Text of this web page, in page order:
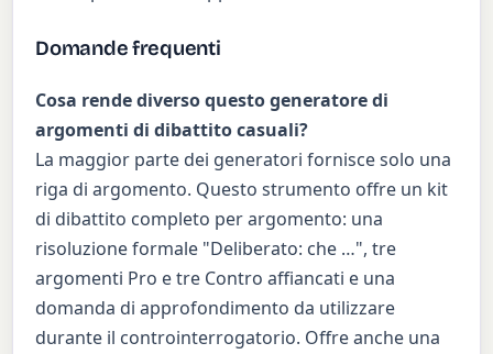
Domande frequenti
Cosa rende diverso questo generatore di
argomenti di dibattito casuali?
La maggior parte dei generatori fornisce solo una
riga di argomento. Questo strumento offre un kit
di dibattito completo per argomento: una
risoluzione formale "Deliberato: che …", tre
argomenti Pro e tre Contro affiancati e una
domanda di approfondimento da utilizzare
durante il controinterrogatorio. Offre anche una